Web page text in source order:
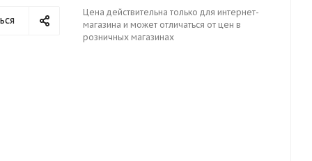
Цена действительна только для интернет-
магазина и может отличаться от цен в
розничных магазинах